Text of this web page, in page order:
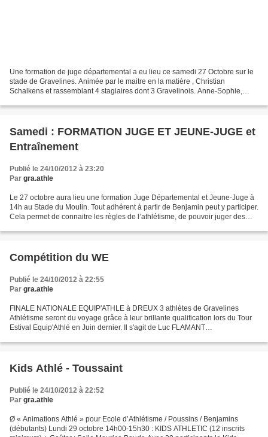
Une formation de juge départemental a eu lieu ce samedi 27 Octobre sur le
stade de Gravelines. Animée par le maitre en la matière , Christian
Schalkens et rassemblant 4 stagiaires dont 3 Gravelinois. Anne-Sophie,
Samedi : FORMATION JUGE ET JEUNE-JUGE et
Entraînement
Publié le 24/10/2012 à 23:20
Par gra.athle
Le 27 octobre aura lieu une formation Juge Départemental et Jeune-Juge à
14h au Stade du Moulin. Tout adhérent à partir de Benjamin peut y participer.
Cela permet de connaitre les règles de l’athlétisme, de pouvoir juger des
Compétition du WE
Publié le 24/10/2012 à 22:55
Par gra.athle
FINALE NATIONALE EQUIP'ATHLE à DREUX 3 athlètes de Gravelines
Athlétisme seront du voyage grâce à leur brillante qualification lors du Tour
Estival Equip'Athlé en Juin dernier. Il s'agit de Luc FLAMANT
Kids Athlé - Toussaint
Publié le 24/10/2012 à 22:52
Par gra.athle
Ø « Animations Athlé » pour Ecole d’Athlétisme / Poussins / Benjamins
(débutants) Lundi 29 octobre 14h00-15h30 : KIDS ATHLETIC (12 inscrits